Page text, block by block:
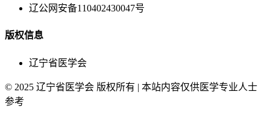
辽公网安备110402430047号
版权信息
辽宁省医学会
© 2025 辽宁省医学会 版权所有 | 本站内容仅供医学专业人士
参考